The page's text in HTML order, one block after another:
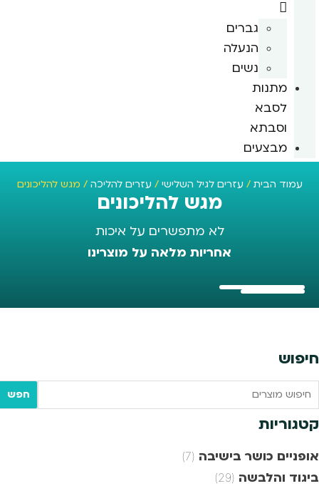
גברים
הנעלה
נשים
מתנות
לסבא
וסבתא
מבצעים
עמוד הבית / עזרים לגיל השלישי / עזרים להליכה / מגש להליכונים
מגש להליכונים
לא מתפשרים על איכות
אחריות מלאה על מוצרינו
חיפוש
Search
text
חפש
קטגוריות
אופניים כושר בישיבה (7)
ביגוד והלבשה (29)